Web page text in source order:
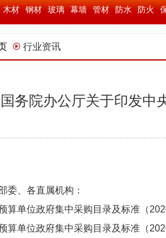
木材 钢材 玻璃 幕墙 管材 防水 防火
行业资讯
国务院办公厅关于印发中
委、各直属机构：
算单位政府集中采购目录及标准（
算单位政府集中采购目录及标准（